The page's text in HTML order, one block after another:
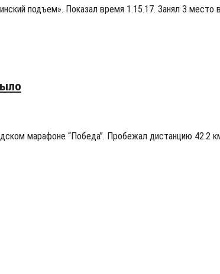
подъем». Показал время 1.15.17. Занял 3 место
марафоне “Победа”. Пробежал дистанцию 42.2